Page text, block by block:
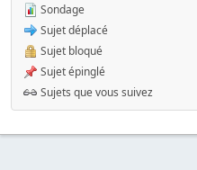
Sondage
Sujet déplacé
Sujet bloqué
Sujet épinglé
Sujets que vous suivez